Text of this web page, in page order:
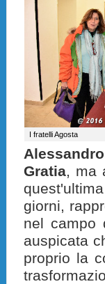
I fratelli Agosta
Gratia, ma
giorni,
nel campo
auspicata
proprio la